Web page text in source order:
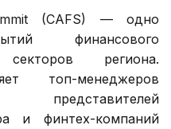
(CAFS) — одно
финансового
региона.
топ-менеджеров
представителей
и финтех-компаний